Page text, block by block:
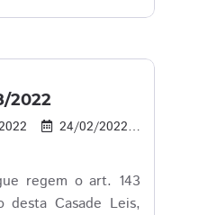
2022
24/02/2022
regem o art. 143
desta Casade Leis,